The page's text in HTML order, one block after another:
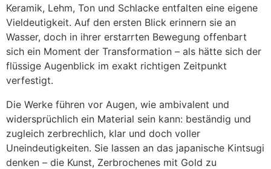
Keramik, Lehm, Ton und Schlacke entfalten eine eigene
Vieldeutigkeit. Auf den ersten Blick erinnern sie an
Wasser, doch in ihrer erstarrten Bewegung offenbart
sich ein Moment der Transformation – als hätte sich der
flüssige Augenblick im exakt richtigen Zeitpunkt
verfestigt.
Die Werke führen vor Augen, wie ambivalent und
widersprüchlich ein Material sein kann: beständig und
zugleich zerbrechlich, klar und doch voller
Uneindeutigkeiten. Sie lassen an das japanische Kintsugi
denken – die Kunst, Zerbrochenes mit Gold zu